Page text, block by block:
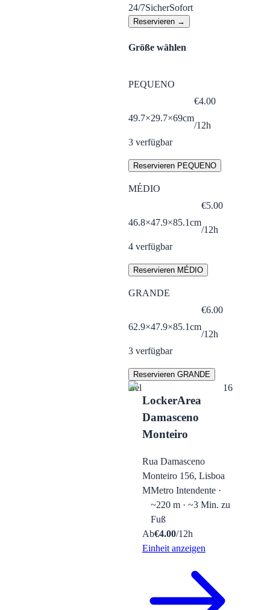
24/7SicherSofort
Reservieren →
Größe wählen
PEQUENO
49.7×29.7×69cm
3 verfügbar
€4.00
/12h
Reservieren PEQUENO
MÉDIO
46.8×47.9×85.1cm
4 verfügbar
€5.00
/12h
Reservieren MÉDIO
GRANDE
62.9×47.9×85.1cm
3 verfügbar
€6.00
/12h
Reservieren GRANDE
Beliebt
LockerArea
Damasceno
Monteiro
16
Rua Damasceno
Monteiro 156, Lisboa
MMetro Intendente ·
~220 m · ~3 Min. zu
Fuß
Ab€4.00/12h
Einheit anzeigen